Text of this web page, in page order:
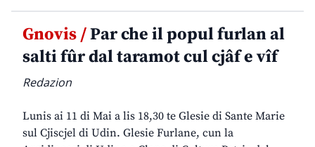
Gnovis /Par che il popul furlan al
salti fûr dal taramot cul cjâf e vîf
Redazion
Lunis ai 11 di Mai a lis 18,30 te Glesie di Sante Marie
sul Cjiscjel di Udin. Glesie Furlane, cun la